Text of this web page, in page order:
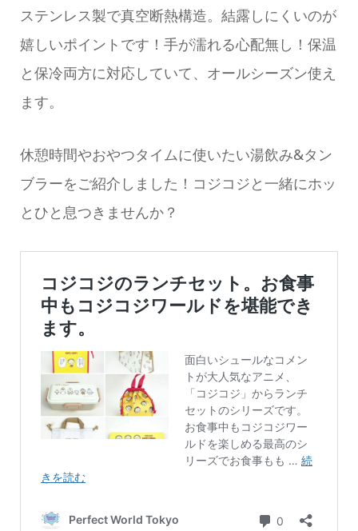
ステンレス製で真空断熱構造。結露しにくいのが
嬉しいポイントです！手が濡れる心配無し！保温
と保冷両方に対応していて、オールシーズン使え
ます。
休憩時間やおやつタイムに使いたい湯飲み&タン
ブラーをご紹介しました！コジコジと一緒にホッ
とひと息つきませんか？